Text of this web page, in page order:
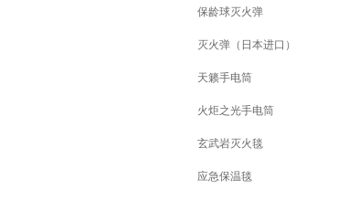
保龄球灭火弹
灭火弹（日本进口）
天籁手电筒
火炬之光手电筒
玄武岩灭火毯
应急保温毯